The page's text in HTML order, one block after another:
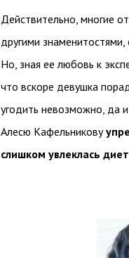
Действительно, многие
другими
Но, зная ее любовь к
что вскоре девушка
угодить невозможно, да
Алесю Кафельникову
слишком увлеклась